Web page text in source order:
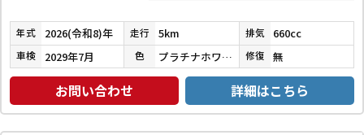
年式 2026(令和8)年 走行 5km 排気 660cc
車検 2029年7月 色 プラチナホワイトパール 修復 無
お問い合わせ 詳細はこちら